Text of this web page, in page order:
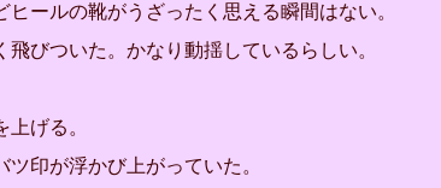
ールの靴がうざったく思える瞬間はない。
びついた。かなり動揺しているらしい。
げる。
印が浮かび上がっていた。